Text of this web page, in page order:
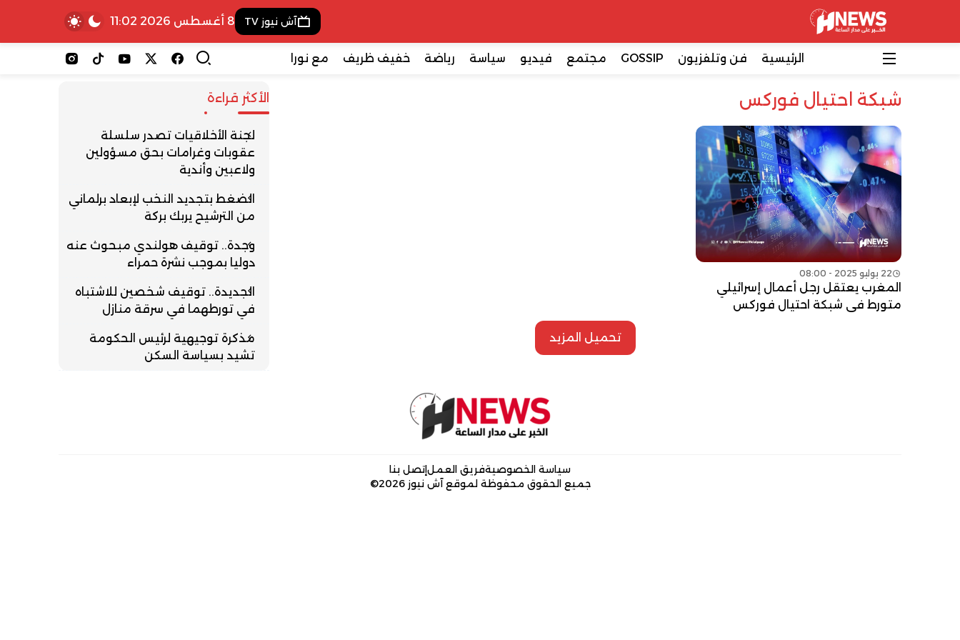
آش نيوز TV 8 أغسطس 2026 11:02
الرئيسية فن وتلفزيون GOSSIP مجتمع فيديو سياسة رياضة خفيف ظريف مع نورا
شبكة احتيال فوركس
22 يوليو 2025 - 08:00
المغرب يعتقل رجل أعمال إسرائيلي
متورط في شبكة احتيال فوركس
تحميل المزيد
الأكثر قراءة
لجنة الأخلاقيات تصدر سلسلة
عقوبات وغرامات بحق مسؤولين
ولاعبين وأندية
الضغط بتجديد النخب لإبعاد برلماني
من الترشيح يربك بركة
وجدة.. توقيف هولندي مبحوث عنه
دوليا بموجب نشرة حمراء
الجديدة.. توقيف شخصين للاشتباه
في تورطهما في سرقة منازل
مذكرة توجيهية لرئيس الحكومة
تشيد بسياسة السكن
سياسة الخصوصيةفريق العملإتصل بنا
جميع الحقوق محفوظة لموقع آش نيوز 2026©